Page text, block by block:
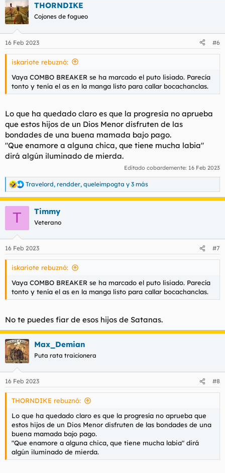
c
c
i
e
s
THORNDIKE
Cojones de fogueo
16 Feb 2023 #6
iskariote rebuznó:
Vaya COMBO BREAKER se ha marcado el puto lisiado. Parecía
tonto y tenía el as en la manga listo para callar bocachanclas.
Lo que ha quedado claro es que la progresía no aprueba
que estos hijos de un Dios Menor disfruten de las
bondades de una buena mamada bajo pago.
"Que enamore a alguna chica, que tiene mucha labia"
dirá algún iluminado de mierda.
Editado cobardemente: 16 Feb 2023
R
e
a
e
s
Travelord, rendder, queleimpogta y 3 más
T Timmy
Veterano
16 Feb 2023 #7
iskariote rebuznó:
Vaya COMBO BREAKER se ha marcado el puto lisiado. Parecía
tonto y tenía el as en la manga listo para callar bocachanclas.
No te puedes fiar de esos hijos de Satanas.
Max_Demian
Puta rata traicionera
16 Feb 2023 #8
THORNDIKE rebuznó:
Lo que ha quedado claro es que la progresía no aprueba que
estos hijos de un Dios Menor disfruten de las bondades de una
buena mamada bajo pago.
"Que enamore a alguna chica, que tiene mucha labia" dirá
algún iluminado de mierda.